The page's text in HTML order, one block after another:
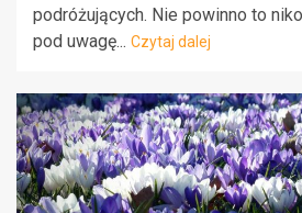
podróżujących. Nie powinno to
pod uwagę... Czytaj dalej